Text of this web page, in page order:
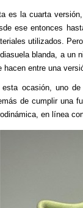
es la cuarta
ese entonces
utilizados.
blanda, a un
hacen entre una
esta ocasión, uno
de cumplir una
en línea